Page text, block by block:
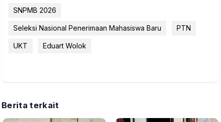
SNPMB 2026
Seleksi Nasional Penerimaan Mahasiswa Baru PTN
UKT Eduart Wolok
Berita terkait